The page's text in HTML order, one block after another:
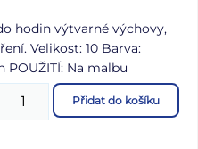
hodin výtvarné výchovy,
Velikost: 10 Barva:
POUŽITÍ: Na malbu
k vykreslování
na kamínky. Štětce
Přidat do košíku